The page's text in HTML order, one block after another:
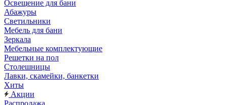
Освещение для бани
Абажуры
Светильники
Мебель для бани
Зеркала
Мебельные комплектующие
Решетки на пол
Столешницы
Лавки, скамейки, банкетки
Хиты
Акции
Распродажа